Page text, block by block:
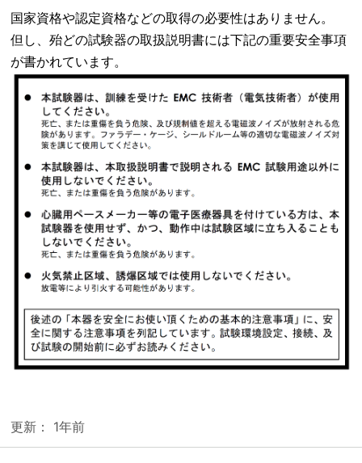
国家資格や認定資格などの取得の必要性はありません。
但し、殆どの試験器の取扱説明書には下記の重要安全事項
が書かれています。
更新： 1年前